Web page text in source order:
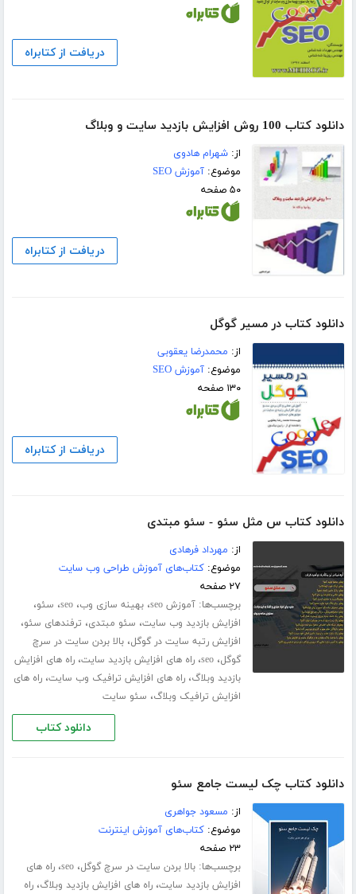
دریافت از کتابراه
دانلود کتاب 100 روش افزایش بازدید سایت و وبلاگ
از:شهرام هادوی
موضوع:آموزش SEO
۵۰ صفحه
دریافت از کتابراه
دانلود کتاب در مسیر گوگل
از: محمدرضا یعقوبی
موضوع:آموزش SEO
۱۳۰ صفحه
دریافت از کتابراه
دانلود کتاب س مثل سئو - سئو مبتدی
از: مهرداد فرهادی
موضوع:کتاب‌های آموزش طراحی وب سایت
۲۷ صفحه
برچسب‌ها:آموزش seo ،بهینه سازی وب،seo، سئو،
افزایش بازدید وب سایت، سئو مبتدی، ترفندهای سئو،
افزایش رتبه سایت در گوگل،بالا بردن سایت در سرچ
گوگل،seo،راه های افزایش بازدید سایت،راه های افزایش
بازدید وبلاگ،راه های افزایش ترافیک وب سایت،راه های
افزایش ترافیک وبلاگ، سئو سایت
دانلود کتاب
دانلود کتاب چک لیست جامع سئو
از: مسعود جواهری
موضوع:کتاب‌های آموزش اینترنت
۲۳ صفحه
برچسب‌ها:بالا بردن سایت در سرچ گوگل،seo،راه های
افزایش بازدید سایت،راه های افزایش بازدید وبلاگ،راه